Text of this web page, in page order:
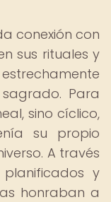
conexión con
sus rituales y
Para
sino cíclico,
su propio
A través
y
honraban a